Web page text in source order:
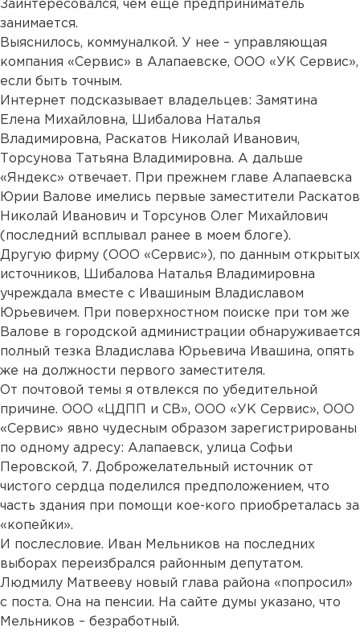
Заинтересовался, чем еще предприниматель
занимается.
Выяснилось, коммуналкой. У нее – управляющая
компания «Сервис» в Алапаевске, ООО «УК Сервис»,
если быть точным.
Интернет подсказывает владельцев: Замятина
Елена Михайловна, Шибалова Наталья
Владимировна, Раскатов Николай Иванович,
Торсунова Татьяна Владимировна. А дальше
«Яндекс» отвечает. При прежнем главе Алапаевска
Юрии Валове имелись первые заместители Раскатов
Николай Иванович и Торсунов Олег Михайлович
( последний всплывал ранее в моем блоге ).
Другую фирму (ООО «Сервис»), по данным открытых
источников, Шибалова Наталья Владимировна
учреждала вместе с Ивашиным Владиславом
Юрьевичем. При поверхностном поиске при том же
Валове в городской администрации обнаруживается
полный тезка Владислава Юрьевича Ивашина, опять
же на должности первого заместителя.
От почтовой темы я отвлекся по убедительной
причине. ООО «ЦДПП и СВ», ООО «УК Сервис», ООО
«Сервис» явно чудесным образом зарегистрированы
по одному адресу: Алапаевск, улица Софьи
Перовской, 7. Доброжелательный источник от
чистого сердца поделился предположением, что
часть здания при помощи кое-кого приобреталась за
«копейки».
И послесловие. Иван Мельников на последних
выборах переизбрался районным депутатом.
Людмилу Матвееву новый глава района «попросил»
с поста. Она на пенсии. На сайте думы указано, что
Мельников – безработный.